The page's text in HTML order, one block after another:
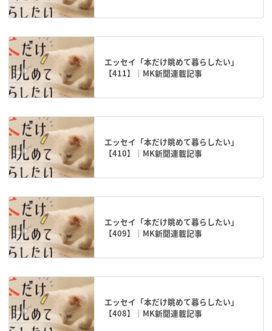
エッセイ「本だけ眺めて暮らしたい」
【411】｜MK新聞連載記事
エッセイ「本だけ眺めて暮らしたい」
【410】｜MK新聞連載記事
エッセイ「本だけ眺めて暮らしたい」
【409】｜MK新聞連載記事
エッセイ「本だけ眺めて暮らしたい」
【408】｜MK新聞連載記事